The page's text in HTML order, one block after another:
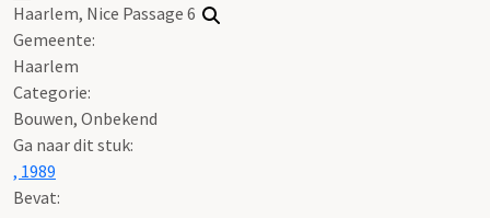
Haarlem, Nice Passage 6
Gemeente:
Haarlem
Categorie:
Bouwen, Onbekend
Ga naar dit stuk:
, 1989
Bevat: